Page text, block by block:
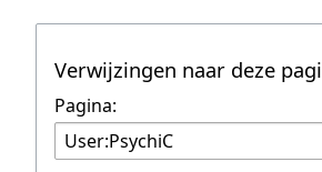
Verwijzingen naar deze
Pagina: